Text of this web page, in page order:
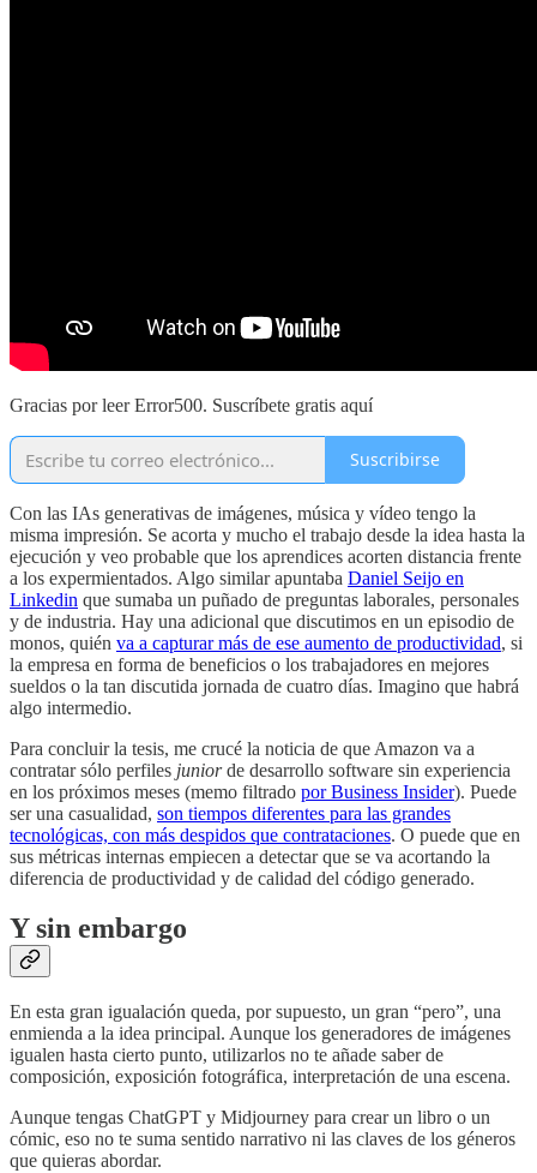
Gracias por leer Error500. Suscríbete gratis aquí
Suscribirse
Con las IAs generativas de imágenes, música y vídeo tengo la
misma impresión. Se acorta y mucho el trabajo desde la idea hasta la
ejecución y veo probable que los aprendices acorten distancia frente
a los expermientados. Algo similar apuntaba Daniel Seijo en
Linkedin que sumaba un puñado de preguntas laborales, personales
y de industria. Hay una adicional que discutimos en un episodio de
monos, quién va a capturar más de ese aumento de productividad, si
la empresa en forma de beneficios o los trabajadores en mejores
sueldos o la tan discutida jornada de cuatro días. Imagino que habrá
algo intermedio.
Para concluir la tesis, me crucé la noticia de que Amazon va a
contratar sólo perfiles juniorde desarrollo software sin experiencia
en los próximos meses (memo filtrado por Business Insider). Puede
ser una casualidad, son tiempos diferentes para las grandes
tecnológicas, con más despidos que contrataciones. O puede que en
sus métricas internas empiecen a detectar que se va acortando la
diferencia de productividad y de calidad del código generado.
Y sin embargo
En esta gran igualación queda, por supuesto, un gran “pero”, una
enmienda a la idea principal. Aunque los generadores de imágenes
igualen hasta cierto punto, utilizarlos no te añade saber de
composición, exposición fotográfica, interpretación de una escena.
Aunque tengas ChatGPT y Midjourney para crear un libro o un
cómic, eso no te suma sentido narrativo ni las claves de los géneros
que quieras abordar.